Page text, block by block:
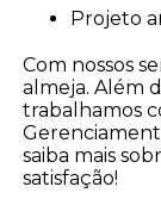
projeto
Com nossos
almeja. Além
trabalhamos
saiba mais
satisfação!